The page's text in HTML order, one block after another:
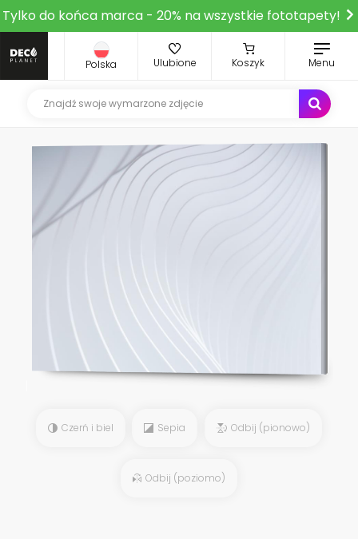
Tylko do końca marca - 20% na wszystkie fototapety!
Polska Ulubione Koszyk Menu
Czerń i biel Sepia Odbij (pionowo)
Odbij (poziomo)